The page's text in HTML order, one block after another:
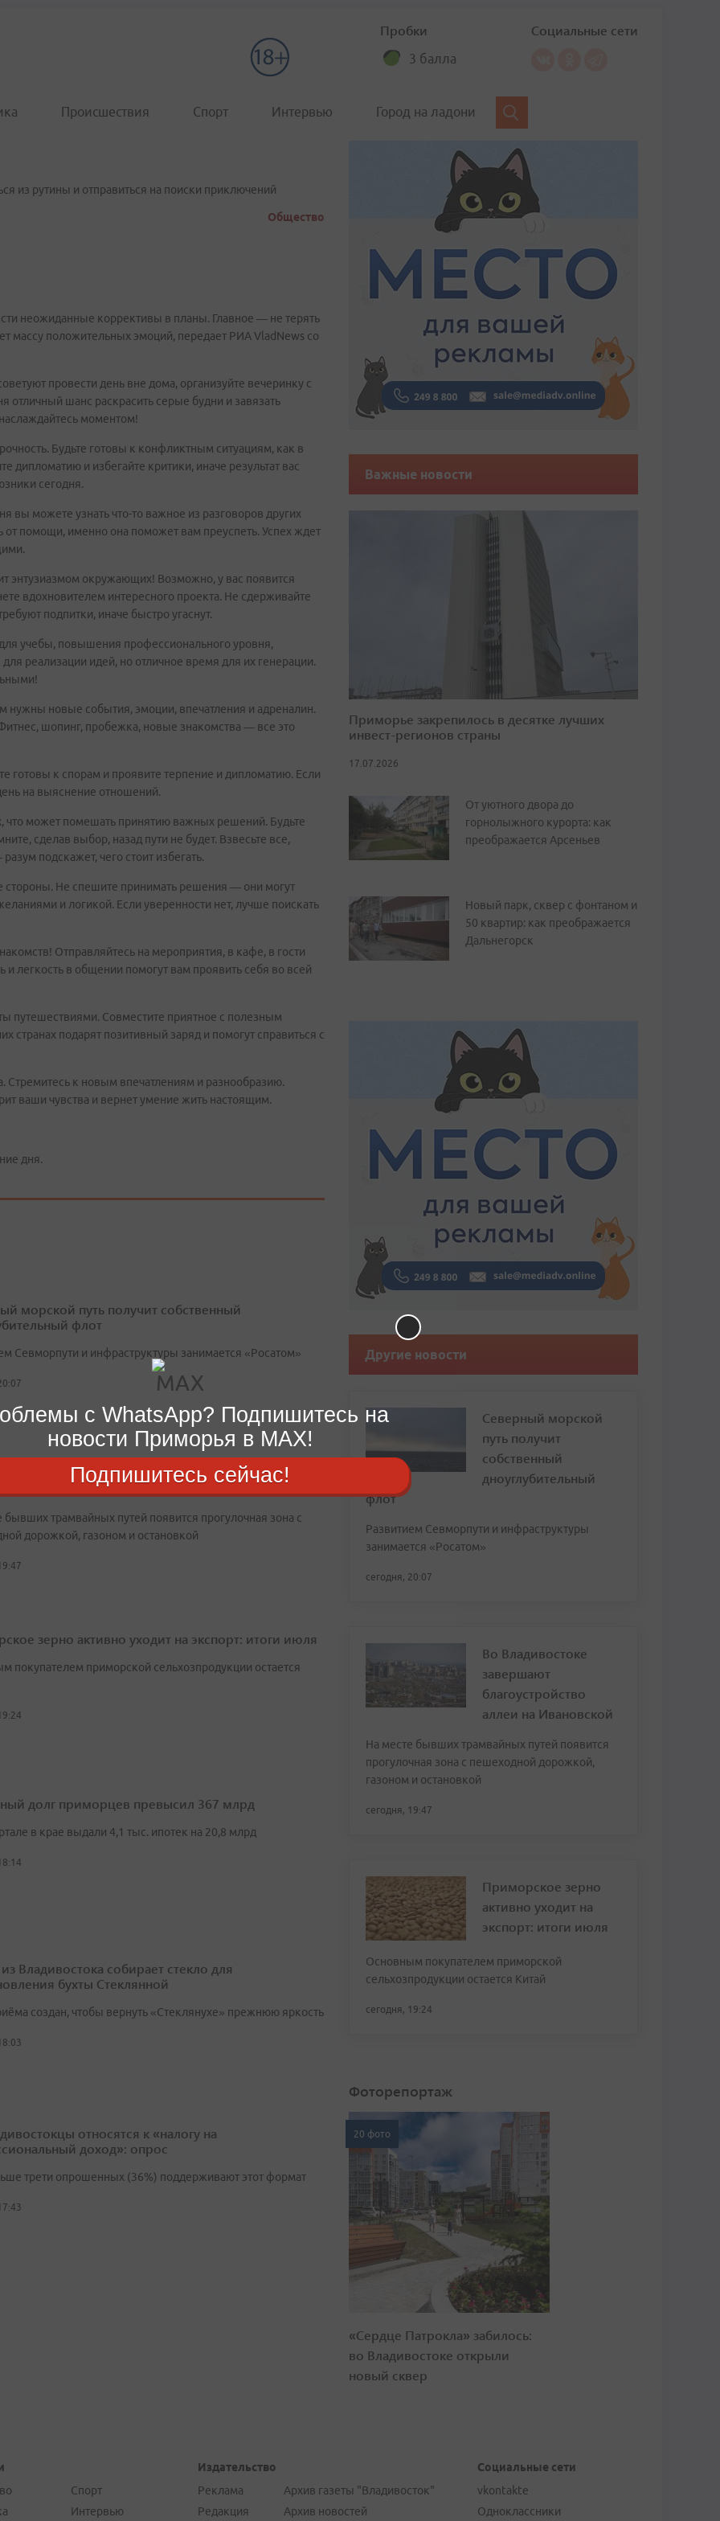
Пробки
3 балла
Социальные сети
Происшествия Спорт Интервью Город на ладони
из рутины и отправиться на поиски приключений
Общество
неожиданные коррективы в планы. Главное — не терять
массу положительных эмоций, передает РИА VladNews со
провести день вне дома, организуйте вечеринку с
отличный шанс раскрасить серые будни и завязать
моментом!
Будьте готовы к конфликтным ситуациям, как в
дипломатию и избегайте критики, иначе результат вас
сегодня.
можете узнать что-то важное из разговоров других
от помощи, именно она поможет вам преуспеть. Успех ждет
энтузиазмом окружающих! Возможно, у вас появится
вдохновителем интересного проекта. Не сдерживайте
подпитки, иначе быстро угаснут.
учебы, повышения профессионального уровня,
реализации идей, но отличное время для их генерации.
нужны новые события, эмоции, впечатления и адреналин.
шопинг, пробежка, новые знакомства — все это
готовы к спорам и проявите терпение и дипломатию. Если
на выяснение отношений.
что может помешать принятию важных решений. Будьте
сделав выбор, назад пути не будет. Взвесьте все,
подскажет, чего стоит избегать.
стороны. Не спешите принимать решения — они могут
и логикой. Если уверенности нет, лучше поискать
Отправляйтесь на мероприятия, в кафе, в гости
легкость в общении помогут вам проявить себя во всей
путешествиями. Совместите приятное с полезным
странах подарят позитивный заряд и помогут справиться с
Стремитесь к новым впечатлениям и разнообразию.
ваши чувства и вернет умение жить настоящим.
дня.
морской путь получит собственный
флот
Севморпути и инфраструктуры занимается «Росатом»
завершают благоустройство аллеи на
бывших трамвайных путей появится прогулочная зона с
дорожкой, газоном и остановкой
зерно активно уходит на экспорт: итоги июля
покупателем приморской сельхозпродукции остается
долг приморцев превысил 367 млрд
в крае выдали 4,1 тыс. ипотек на 20,8 млрд
Владивостока собирает стекло для
бухты Стеклянной
создан, чтобы вернуть «Стеклянухе» прежнюю яркость
относятся к «налогу на
доход»: опрос
трети опрошенных (36%) поддерживают этот формат
Важные новости
Приморье закрепилось в десятке лучших
инвест-регионов страны
17.07.2026
От уютного двора до
горнолыжного курорта: как
преображается Арсеньев
Новый парк, сквер с фонтаном и
50 квартир: как преображается
Дальнегорск
Другие новости
Северный морской
путь получит
собственный
дноуглубительный
флот
Развитием Севморпути и инфраструктуры
занимается «Росатом»
сегодня, 20:07
Во Владивостоке
завершают
благоустройство
аллеи на Ивановской
На месте бывших трамвайных путей появится
прогулочная зона с пешеходной дорожкой,
газоном и остановкой
сегодня, 19:47
Приморское зерно
активно уходит на
экспорт: итоги июля
Основным покупателем приморской
сельхозпродукции остается Китай
сегодня, 19:24
Фоторепортаж
20 фото
«Сердце Патрокла» забилось:
во Владивостоке открыли
новый сквер
Спорт
Интервью
Издательство
Реклама
Редакция
Архив газеты "Владивосток"
Архив новостей
Социальные сети
vkontakte
Одноклассники
с WhatsApp? Подпишитесь на
новости Приморья в MAX!
Подпишитесь сейчас!